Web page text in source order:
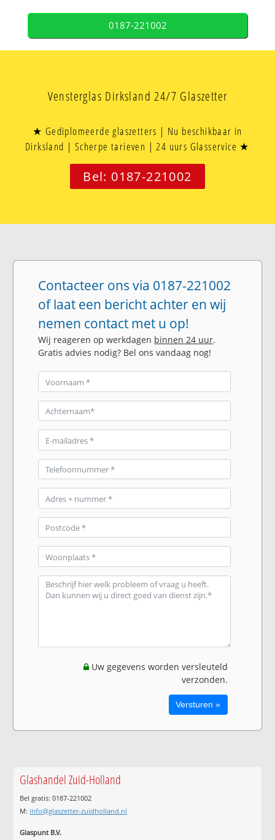
0187-221002
Vensterglas Dirksland 24/7 Glaszetter
★ Gediplomeerde glaszetters | Nu beschikbaar in
Dirksland | Scherpe tarieven | 24 uurs Glasservice ★
Bel: 0187-221002
Contacteer ons via 0187-221002
of laat een bericht achter en wij
nemen contact met u op!
Wij reageren op werkdagen binnen 24 uur.
Gratis advies nodig? Bel ons vandaag nog!
Uw gegevens worden versleuteld
verzonden.
Glashandel Zuid-Holland
Bel gratis: 0187-221002
M: info@glaszetter-zuidholland.nl
Glaspunt B.V.